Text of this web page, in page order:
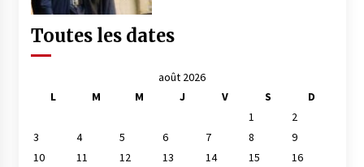
Toutes les dates
août 2026
L
M M J V S
D
1
2
3
4 5 6 7 8
9
10
11 12 13 14 15
16